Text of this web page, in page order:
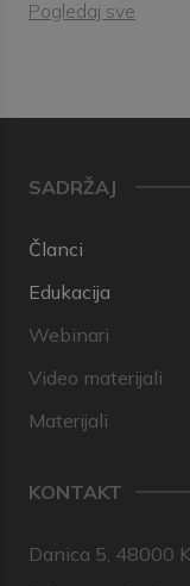
Pogledaj sve
SADRŽAJ
Članci
Edukacija
Webinari
Video materijali
Materijali
KONTAKT
Danica 5, 48000